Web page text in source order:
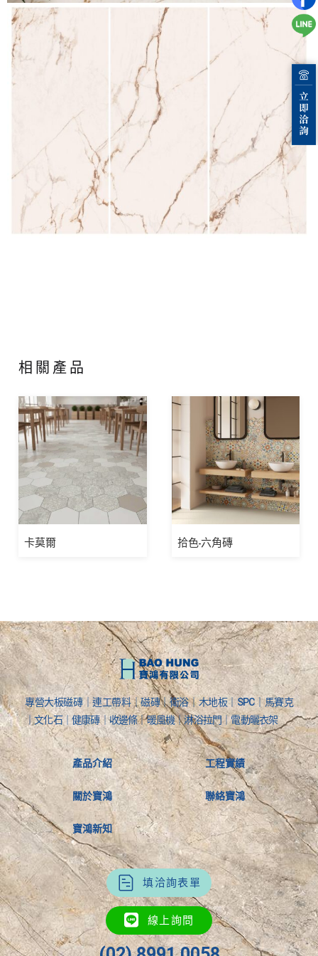
相關產品
卡莫爾 拾色-六角磚
專營大板磁磚｜連工帶料｜磁磚｜衛浴｜木地板｜SPC｜馬賽克
｜文化石｜健康磚｜收邊條｜暖風機｜淋浴拉門｜電動曬衣架
產品介紹
關於寶鴻
寶鴻新知
工程實績
聯絡寶鴻
填洽詢表單
線上詢問